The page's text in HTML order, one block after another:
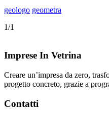
geologo geometra
1/1
Imprese In Vetrina
Creare un’impresa da zero,
progetto concreto, grazie a
Contatti